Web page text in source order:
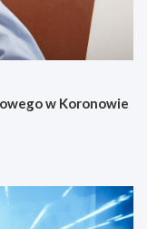
w Koronowie